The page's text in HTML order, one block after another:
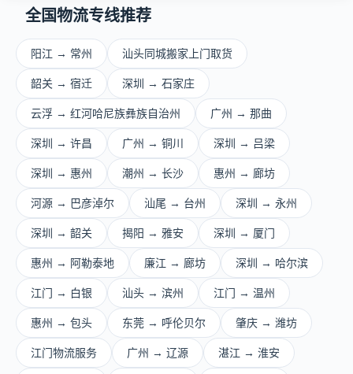
全国物流专线推荐
阳江 → 常州 汕头同城搬家上门取货
韶关 → 宿迁 深圳 → 石家庄
云浮 → 红河哈尼族彝族自治州 广州 → 那曲
深圳 → 许昌 广州 → 铜川 深圳 → 吕梁
深圳 → 惠州 潮州 → 长沙 惠州 → 廊坊
河源 → 巴彦淖尔 汕尾 → 台州 深圳 → 永州
深圳 → 韶关 揭阳 → 雅安 深圳 → 厦门
惠州 → 阿勒泰地 廉江 → 廊坊 深圳 → 哈尔滨
江门 → 白银 汕头 → 滨州 江门 → 温州
惠州 → 包头 东莞 → 呼伦贝尔 肇庆 → 潍坊
江门物流服务 广州 → 辽源 湛江 → 淮安